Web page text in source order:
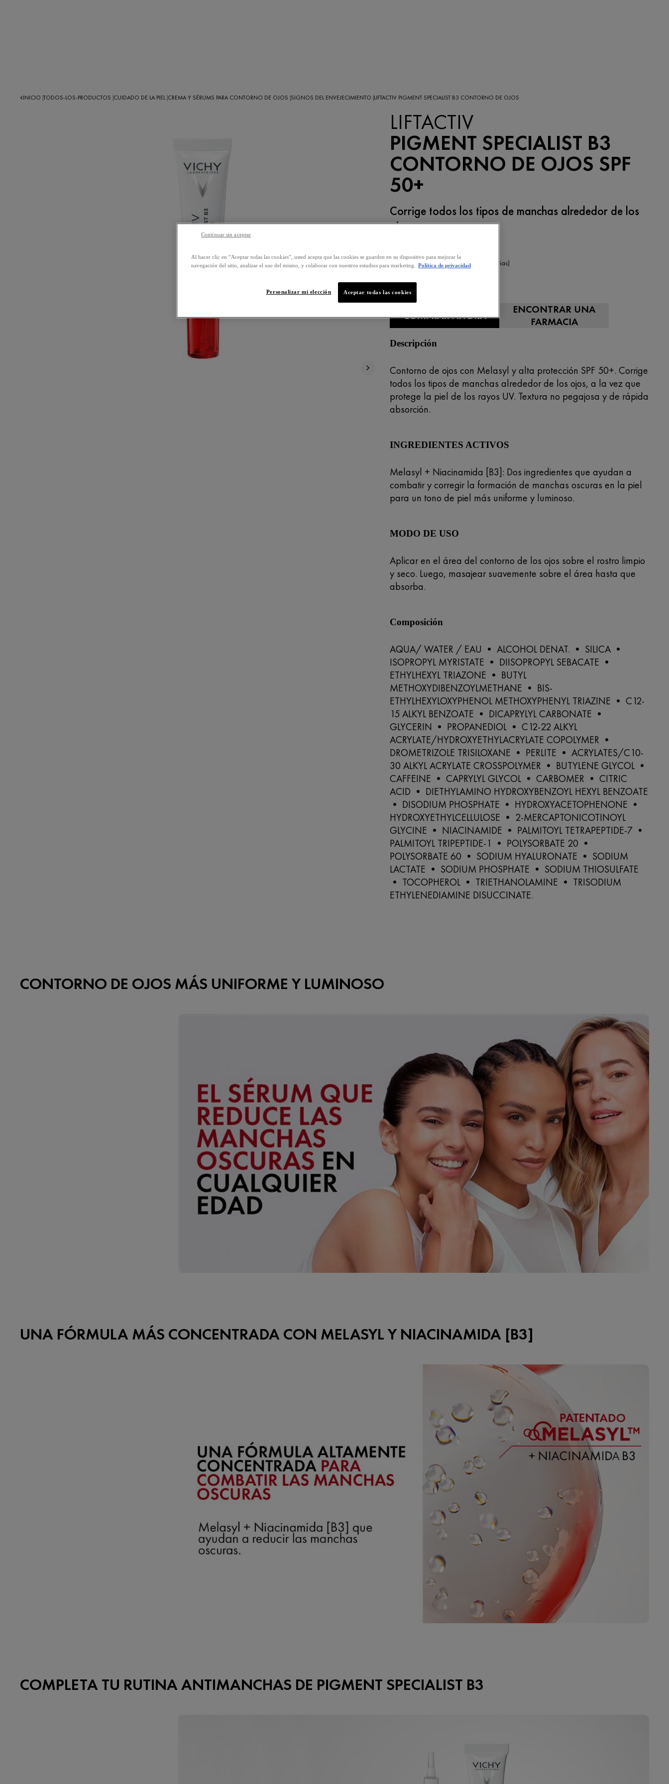
INICIO TODOS-LOS-PRODUCTOS CUIDADO DE LA PIEL CREMA Y SÉRUMS PARA CONTORNO DE OJOS SIGNOS DEL ENVEJECIMIENTO LIFTACTIV PIGMENT SPECIALIST B3 CONTORNO DE OJOS
LIFTACTIV
PIGMENT SPECIALIST B3​
CONTORNO DE OJOS SPF
50+
Corrige todos los tipos de manchas alrededor de los
ojos
0,0/5 (0 Reseñas)
Selected size 30 ml
COMPRAR AHORA
ENCONTRAR UNA
FARMACIA
Descripción
Contorno de ojos con Melasyl y alta protección SPF 50+. Corrige
todos los tipos de manchas alrededor de los ojos, a la vez que
protege la piel de los rayos UV. Textura no pegajosa y de rápida
absorción.
INGREDIENTES ACTIVOS
Melasyl + Niacinamida [B3]: Dos ingredientes que ayudan a
combatir y corregir la formación de manchas oscuras en la piel
para un tono de piel más uniforme y luminoso.
MODO DE USO
Aplicar en el área del contorno de los ojos sobre el rostro limpio
y seco. Luego, masajear suavemente sobre el área hasta que
absorba.
Composición
AQUA/ WATER / EAU • ALCOHOL DENAT. • SILICA •
ISOPROPYL MYRISTATE • DIISOPROPYL SEBACATE •
ETHYLHEXYL TRIAZONE • BUTYL
METHOXYDIBENZOYLMETHANE • BIS-
ETHYLHEXYLOXYPHENOL METHOXYPHENYL TRIAZINE • C12-
15 ALKYL BENZOATE • DICAPRYLYL CARBONATE •
GLYCERIN • PROPANEDIOL • C12-22 ALKYL
ACRYLATE/HYDROXYETHYLACRYLATE COPOLYMER •
DROMETRIZOLE TRISILOXANE • PERLITE • ACRYLATES/C10-
30 ALKYL ACRYLATE CROSSPOLYMER • BUTYLENE GLYCOL •
CAFFEINE • CAPRYLYL GLYCOL • CARBOMER • CITRIC
ACID • DIETHYLAMINO HYDROXYBENZOYL HEXYL BENZOATE
• DISODIUM PHOSPHATE • HYDROXYACETOPHENONE •
HYDROXYETHYLCELLULOSE • 2-MERCAPTONICOTINOYL
GLYCINE • NIACINAMIDE • PALMITOYL TETRAPEPTIDE-7 •
PALMITOYL TRIPEPTIDE-1 • POLYSORBATE 20 •
POLYSORBATE 60 • SODIUM HYALURONATE • SODIUM
LACTATE • SODIUM PHOSPHATE • SODIUM THIOSULFATE
• TOCOPHEROL • TRIETHANOLAMINE • TRISODIUM
ETHYLENEDIAMINE DISUCCINATE.
CONTORNO DE OJOS MÁS UNIFORME Y LUMINOSO​
UNA FÓRMULA MÁS CONCENTRADA CON MELASYL Y NIACINAMIDA [B3]
COMPLETA TU RUTINA ANTIMANCHAS DE PIGMENT SPECIALIST B3​
Al hacer clic en “Aceptar todas las cookies”, usted acepta que las cookies se guarden en su dispositivo para mejorar la
navegación del sitio, analizar el uso del mismo, y colaborar con nuestros estudios para marketing.
Política de privacidad
Aceptar todas las cookies
Personalizar mi elección
Continuar sin aceptar